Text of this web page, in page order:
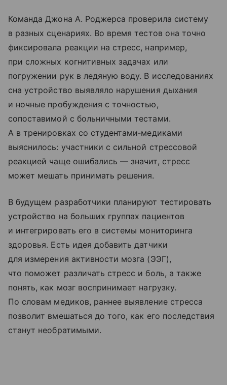
Команда Джона А. Роджерса проверила систему
в разных сценариях. Во время тестов она точно
фиксировала реакции на стресс, например,
при сложных когнитивных задачах или
погружении рук в ледяную воду. В исследованиях
сна устройство выявляло нарушения дыхания
и ночные пробуждения с точностью,
сопоставимой с больничными тестами.
А в тренировках со студентами‑медиками
выяснилось: участники с сильной стрессовой
реакцией чаще ошибались — значит, стресс
может мешать принимать решения.
В будущем разработчики планируют тестировать
устройство на больших группах пациентов
и интегрировать его в системы мониторинга
здоровья. Есть идея добавить датчики
для измерения активности мозга (ЭЭГ),
что поможет различать стресс и боль, а также
понять, как мозг воспринимает нагрузку.
По словам медиков, раннее выявление стресса
позволит вмешаться до того, как его последствия
станут необратимыми.